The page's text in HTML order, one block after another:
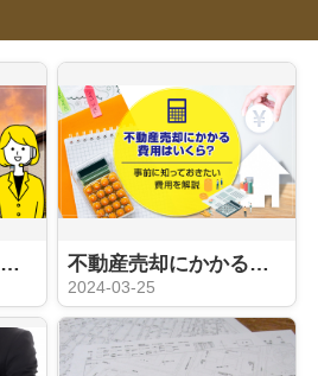
不動産の売却が長引く原因は？その対処法とかかる期間も解説 不動産売却にかかる費用はいくら？事前に知っておきたい費用を解説
2024-03-25